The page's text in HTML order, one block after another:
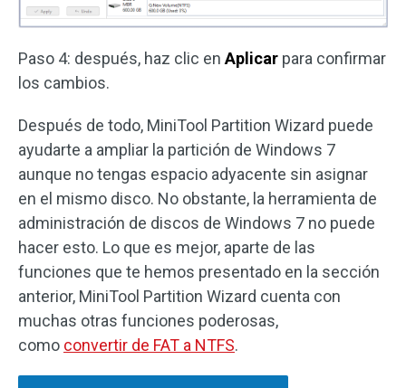
Paso 4: después, haz clic en Aplicar para confirmar
los cambios.
Después de todo, MiniTool Partition Wizard puede
ayudarte a ampliar la partición de Windows 7
aunque no tengas espacio adyacente sin asignar
en el mismo disco. No obstante, la herramienta de
administración de discos de Windows 7 no puede
hacer esto. Lo que es mejor, aparte de las
funciones que te hemos presentado en la sección
anterior, MiniTool Partition Wizard cuenta con
muchas otras funciones poderosas,
como convertir de FAT a NTFS.